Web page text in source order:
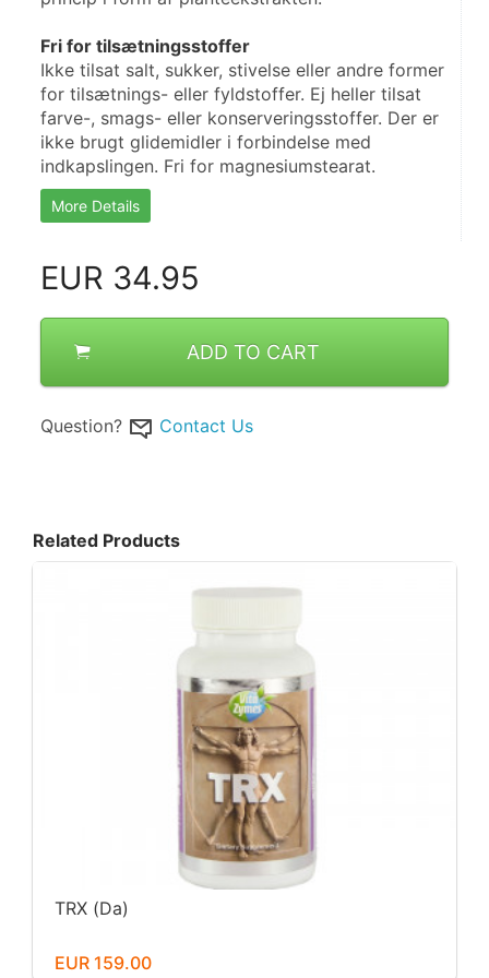
Fri for tilsætningsstoffer
Ikke tilsat salt, sukker, stivelse eller andre former
for tilsætnings- eller fyldstoffer. Ej heller tilsat
farve-, smags- eller konserveringsstoffer. Der er
ikke brugt glidemidler i forbindelse med
indkapslingen. Fri for magnesiumstearat.
More Details
EUR 34.95
ADD TO CART
Question? Contact Us
Related Products
TRX (Da)
EUR 159.00